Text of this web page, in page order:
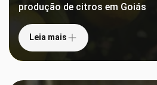
produção de citros em Goiás
Leia mais